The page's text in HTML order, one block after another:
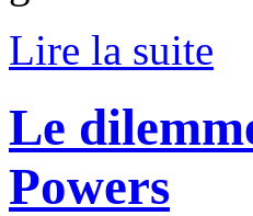
Lire la suite
Le
Powers